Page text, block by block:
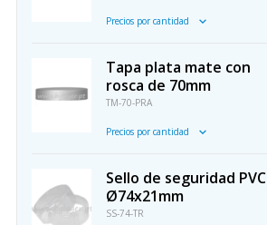
Precios por cantidad
Tapa plata mate con
rosca de 70mm
TM-70-PRA
Precios por cantidad
Sello de seguridad PVC
Ø74x21mm
SS-74-TR